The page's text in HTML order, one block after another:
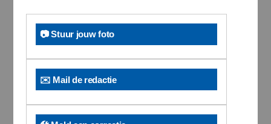
📷 Stuur jouw foto
✉️ Mail de redactie